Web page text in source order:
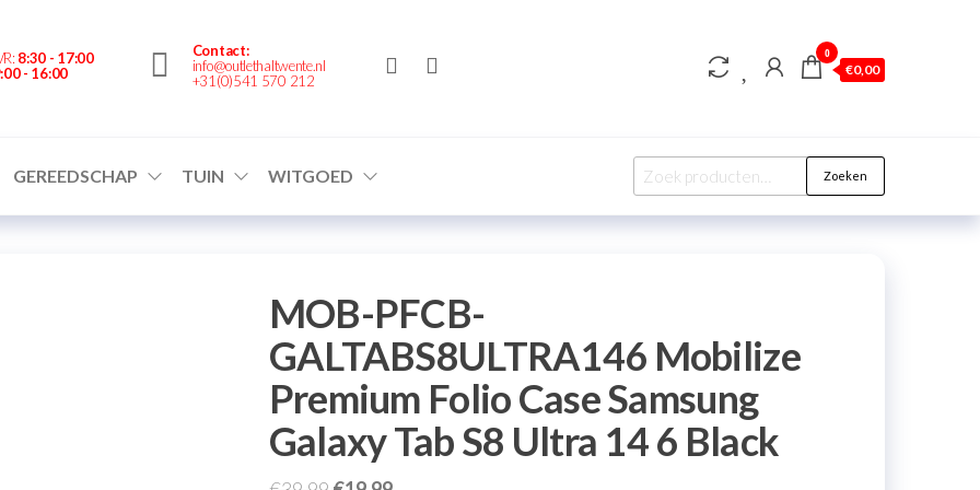
8:30 - 17:00
- 16:00
Contact:
info@outlethaltwente.nl
+31(0)541 570 212
0
€0,00
GEREEDSCHAP TUIN WITGOED Zoeken
MOB-PFCB-
GALTABS8ULTRA146 Mobilize
Premium Folio Case Samsung
Galaxy Tab S8 Ultra 14 6 Black